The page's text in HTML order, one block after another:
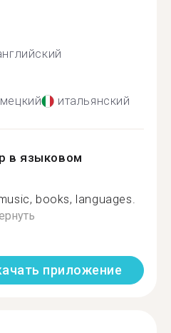
итальянский
в языковом
books, languages.
приложение